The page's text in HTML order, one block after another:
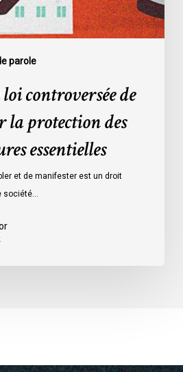
parole
controversée de
la protection des
essentielles
et de manifester est un droit
société…